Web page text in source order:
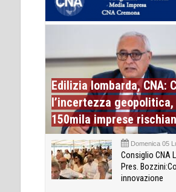
Edilizia lombarda, CNA:
l’incertezza
150mila imprese
Domenica 05
Consiglio CNA
Pres.
innovazione